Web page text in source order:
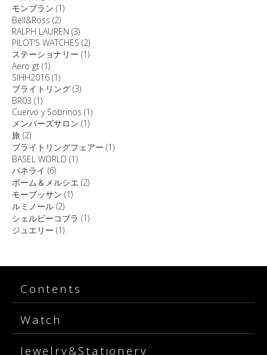
モンブラン (1)
Bell&Ross (2)
RALPH LAUREN (3)
PILOT'S WATCHES (2)
ステーショナリー (1)
Aero gt (1)
SIHH2016 (1)
ブライトリング (3)
BR03 (1)
Cuervo y Sobrinos (1)
メンバーズサロン (1)
旅 (2)
ブライトリングフェアー (1)
BASEL WORLD (1)
パネライ (6)
ボーム＆メルシエ (2)
モーブッサン (1)
ルミノール (2)
シェルビーコブラ (1)
ジュエリー (1)
Contents
Watch
Jewelry&Stationery